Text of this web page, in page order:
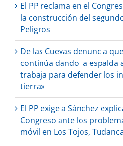
El PP reclama en el
la construcción del
Peligros
De las Cuevas denuncia
continúa dando la espalda
trabaja para defender los
tierra»
El PP exige a Sánchez
Congreso ante los
móvil en Los Tojos,